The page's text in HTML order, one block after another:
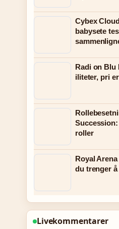
Cybex
babysete
Radi on Blu
iliteter, pri
roller
Royal
du trenger
Livekommentarer